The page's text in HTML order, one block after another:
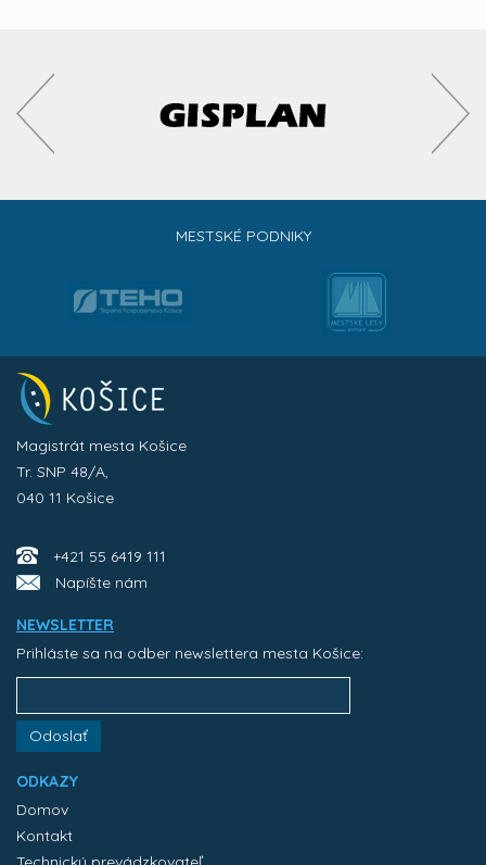
MESTSKÉ PODNIKY
Magistrát mesta Košice
Tr. SNP 48/A,
040 11 Košice
+421 55 6419 111
Napíšte nám
NEWSLETTER
Prihláste sa na odber newslettera mesta Košice:
Odoslať
ODKAZY
Domov
Kontakt